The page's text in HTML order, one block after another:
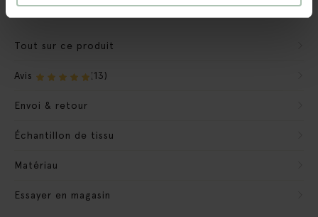
Conditions de retour des banques
Tout sur ce produit
Avis (13)
Envoi & retour
Échantillon de tissu
Matériau
Essayer en magasin